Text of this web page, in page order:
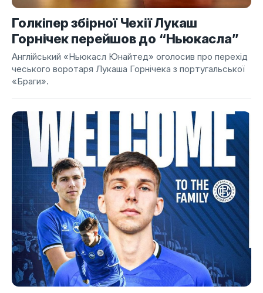
Голкіпер збірної Чехії Лукаш
Горнічек перейшов до “Ньюкасла”
Англійський «Ньюкасл Юнайтед» оголосив про перехід
чеського воротаря Лукаша Горнічека з португальської
«Браги».